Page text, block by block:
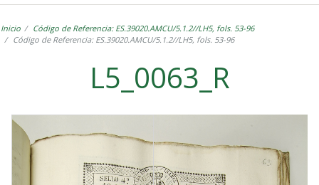
Inicio
Código de Referencia: ES.39020.AMCU/5.1.2//LH5, fols. 53-96
Código de Referencia: ES.39020.AMCU/5.1.2//LH5, fols. 53-96
L5_0063_R